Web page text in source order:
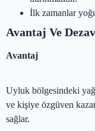
İlk zamanlar
Avantaj Ve
Avantaj
Uyluk bölgesindeki
ve kişiye özgüven
sağlar.